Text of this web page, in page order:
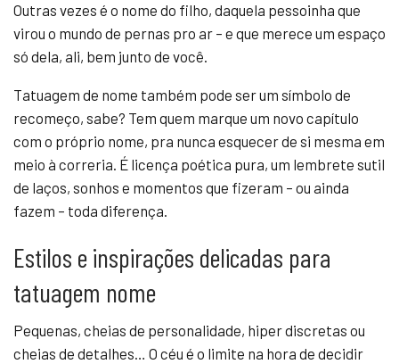
Outras vezes é o nome do filho, daquela pessoinha que
virou o mundo de pernas pro ar – e que merece um espaço
só dela, ali, bem junto de você.
Tatuagem de nome também pode ser um símbolo de
recomeço, sabe? Tem quem marque um novo capítulo
com o próprio nome, pra nunca esquecer de si mesma em
meio à correria. É licença poética pura, um lembrete sutil
de laços, sonhos e momentos que fizeram – ou ainda
fazem – toda diferença.
Estilos e inspirações delicadas para
tatuagem nome
Pequenas, cheias de personalidade, hiper discretas ou
cheias de detalhes… O céu é o limite na hora de decidir